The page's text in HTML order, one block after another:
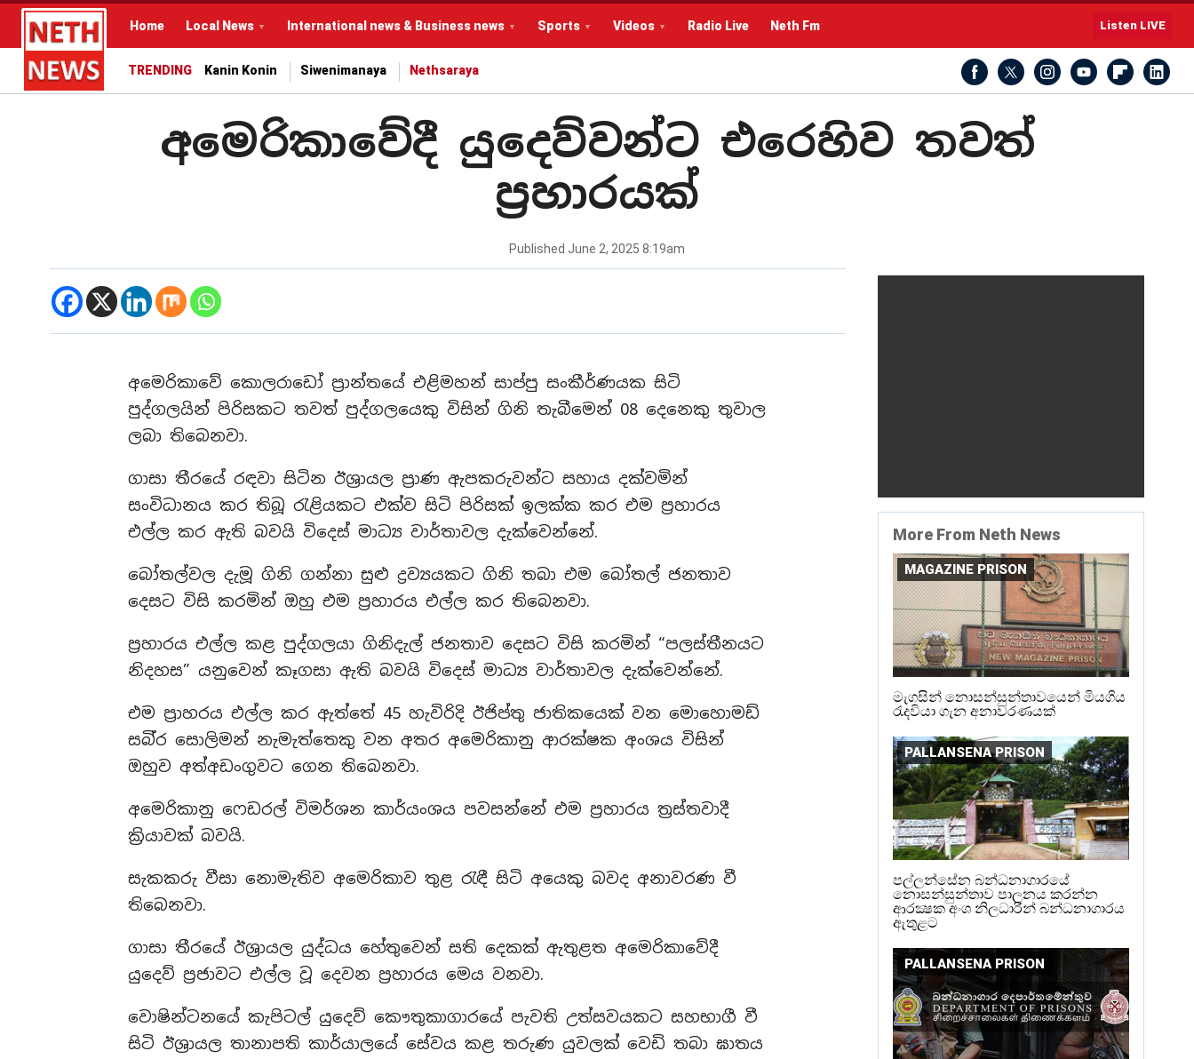
Home Local News International news & Business news Sports Videos Radio Live Neth Fm Listen LIVE
TRENDING Kanin Konin Siwenimanaya Nethsaraya
අමෙරිකාවේදී යුදෙව්වන්ට එරෙහිව තවත්
ප්‍රහාරයක්
Published June 2, 2025 8:19am
අමෙරිකාවේ කොලරාඩෝ ප්‍රාන්තයේ එළිමහන් සාප්පු සංකීර්ණයක සිටි
පුද්ගලයින් පිරිසකට තවත් පුද්ගලයෙකු විසින් ගිනි තැබීමෙන් 08 දෙනෙකු තුවාල
ලබා තිබෙනවා.
ගාසා තීරයේ රඳවා සිටින ඊශ්‍රායල ප්‍රාණ ඇපකරුවන්ට සහාය දක්වමින්
සංවිධානය කර තිබූ රැළියකට එක්ව සිටි පිරිසක් ඉලක්ක කර එම ප්‍රහාරය
එල්ල කර ඇති බවයි විදෙස් මාධ්‍ය වාර්තාවල දැක්වෙන්නේ.
බෝතල්වල දැමූ ගිනි ගන්නා සුළු ද්‍රව්‍යයකට ගිනි තබා එම බෝතල් ජනතාව
දෙසට විසි කරමින් ඔහු එම ප්‍රහාරය එල්ල කර තිබෙනවා.
ප්‍රහාරය එල්ල කළ පුද්ගලයා ගිනිදැල් ජනතාව දෙසට විසි කරමින් “පලස්තීනයට
නිදහස” යනුවෙන් කෑගසා ඇති බවයි විදෙස් මාධ්‍ය වාර්තාවල දැක්වෙන්නේ.
එම ප්‍රාහරය එල්ල කර ඇත්තේ 45 හැවිරිදි ඊජිප්තු ජාතිකයෙක් වන මොහොමඩ්
සබි්‍ර සොලිමන් නැමැත්තෙකු වන අතර අමෙරිකානු ආරක්ෂක අංශය විසින්
ඔහුව අත්අඩංගුවට ගෙන තිබෙනවා.
අමෙරිකානු ෆෙඩරල් විමර්ශන කාර්යංශය පවසන්නේ එම ප්‍රහාරය ත්‍රස්තවාදී
ක්‍රියාවක් බවයි.
සැකකරු වීසා නොමැතිව අමෙරිකාව තුළ රැඳී සිටි අයෙකු බවද අනාවරණ වී
තිබෙනවා.
ගාසා තීරයේ ඊශ්‍රායල යුද්ධය හේතුවෙන් සති දෙකක් ඇතුළත අමෙරිකාවේදී
යුදෙව් ප්‍රජාවට එල්ල වූ දෙවන ප්‍රහාරය මෙය වනවා.
වොෂින්ටනයේ කැපිටල් යුදෙව් කෞතුකාගාරයේ පැවති උත්සවයකට සහභාගී වී
සිටි ඊශ්‍රායල තානාපති කාර්යාලයේ සේවය කළ තරුණ යුවලක් වෙඩි තබා ඝාතය
More From Neth News
MAGAZINE PRISON
මැගසින් නොසන්සුන්තාවයෙන් මියගිය
රැදවියා ගැන අනාවරණයක්
PALLANSENA PRISON
පල්ලන්සේන බන්ධනාගාරයේ
නොසන්සුන්තාව පාලනය කරන්න
ආරක්‍ෂක අංශ නිලධාරීන් බන්ධනාගාරය
ඇතුළට
PALLANSENA PRISON